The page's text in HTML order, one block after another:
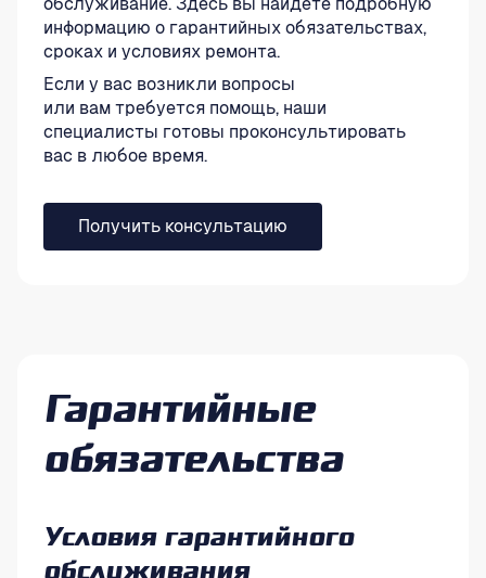
информацию о гарантийных обязательствах,
сроках и условиях ремонта.
Если у вас возникли вопросы
или вам требуется помощь, наши
специалисты готовы проконсультировать
вас в любое время.
Получить консультацию
Гарантийные
обязательства
Условия гарантийного